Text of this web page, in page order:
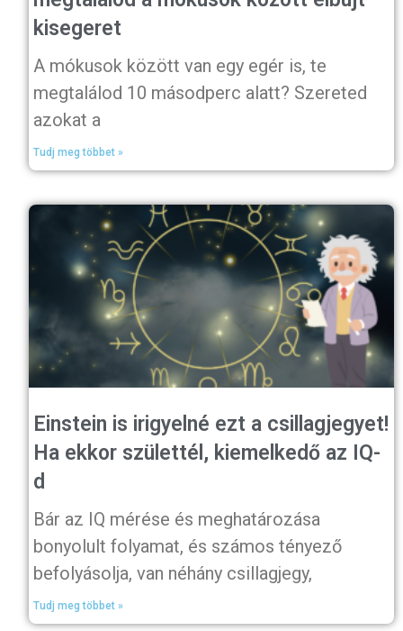
kisegeret
A mókusok között van egy egér is, te
megtalálod 10 másodperc alatt? Szereted
azokat a
Tudj meg többet »
Einstein is irigyelné ezt a csillagjegyet!
Ha ekkor születtél, kiemelkedő az IQ-
d
Bár az IQ mérése és meghatározása
bonyolult folyamat, és számos tényező
befolyásolja, van néhány csillagjegy,
Tudj meg többet »